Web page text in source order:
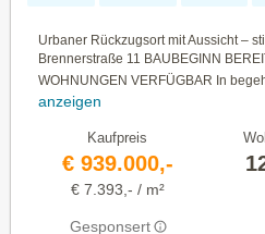
Urbaner Rückzugsort mit Aussicht –
Brennerstraße 11 BAUBEGINN
WOHNUNGEN VERFÜGBAR In
anzeigen
Kaufpreis
€ 939.000,-
€ 7.393,- / m²
Gesponsert